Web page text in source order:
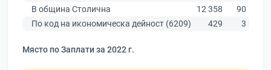
В община Столична
12 358
90 178
По код на икономическа дейност (6209)
429 3 288
Място по Заплати за 2022 г.